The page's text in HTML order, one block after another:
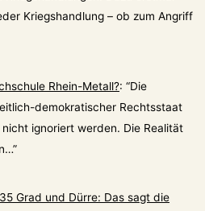
Kriegshandlung – ob zum Angriff
Rhein-Metall?: “Die
demokratischer Rechtsstaat
ignoriert werden. Die Realität
”
Grad und Dürre: Das sagt die